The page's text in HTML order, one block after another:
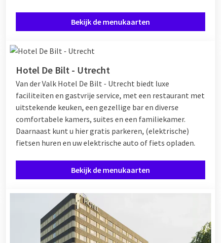
Bekijk de menukaarten
Hotel De Bilt - Utrecht
Van der Valk Hotel De Bilt - Utrecht biedt luxe
faciliteiten en gastvrije service, met een restaurant met
uitstekende keuken, een gezellige bar en diverse
comfortabele kamers, suites en een familiekamer.
Daarnaast kunt u hier gratis parkeren, (elektrische)
fietsen huren en uw elektrische auto of fiets opladen.
Bekijk de menukaarten